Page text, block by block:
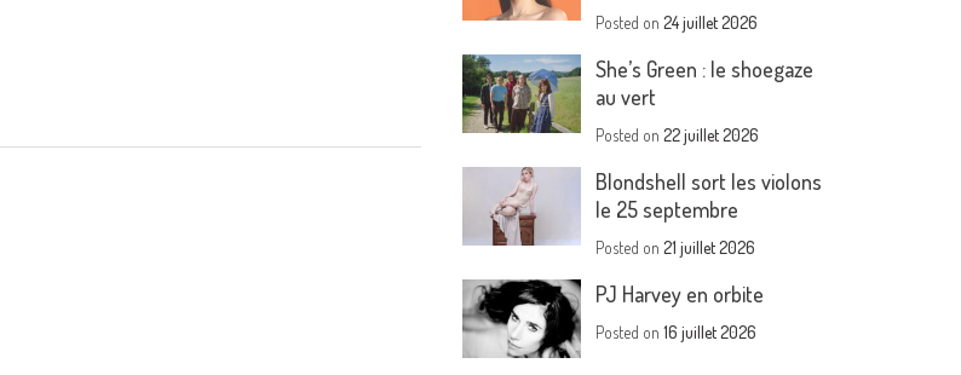
Posted on24 juillet 2026
She’s Green : le shoegaze
au vert
Posted on22 juillet 2026
Blondshell sort les violons
le 25 septembre
Posted on21 juillet 2026
PJ Harvey en orbite
Posted on16 juillet 2026